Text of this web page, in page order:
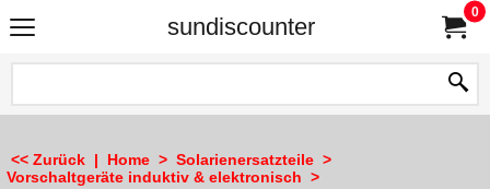
sundiscounter
0
<< Zurück | Home > Solarienersatzteile >
Vorschaltgeräte induktiv & elektronisch >